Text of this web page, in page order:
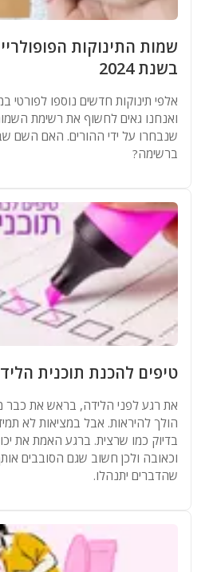
שמות התינוקות
בשנת 2024
ואנחנו גאים לחשוף את רשימת
שנבחרו על ידי ההורים. האם השם
ברשימה?
טיפים להכנת תוכנית
את רגע לפני הלידה, בראש את כבר
הולך להיראות. אבל במציאות לא
בדיוק כמו שרצית. ברגע האמת את
וכאובה ולכן חשוב שגם הסובבים
שהדברים יתנהלו.